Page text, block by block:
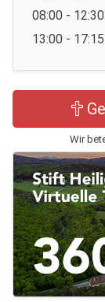
08:00 -
13:00 -
Wir